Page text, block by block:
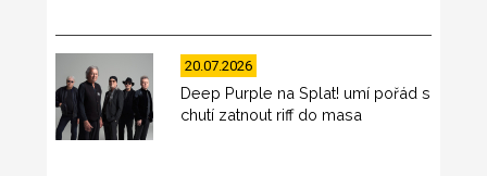
20.07.2026
Deep Purple na Splat! umí pořád s
chutí zatnout riff do masa